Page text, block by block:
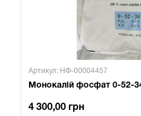
Артикул: НФ-00004457
Монокалій фосфат 0-52-
4 300,00 грн